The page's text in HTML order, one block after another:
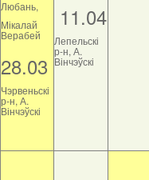
Любань,
Мікалай
Верабей
28.03
Чэрвеньскі
р-н, А.
Вінчэўскі
11.04
Лепельскі
р-н, А.
Вінчэўскі